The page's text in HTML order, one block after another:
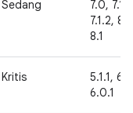
Sedang
7.0, 7.1.1,
7.1.2,
8.1
Kritis
5.1.1,
6.0.1